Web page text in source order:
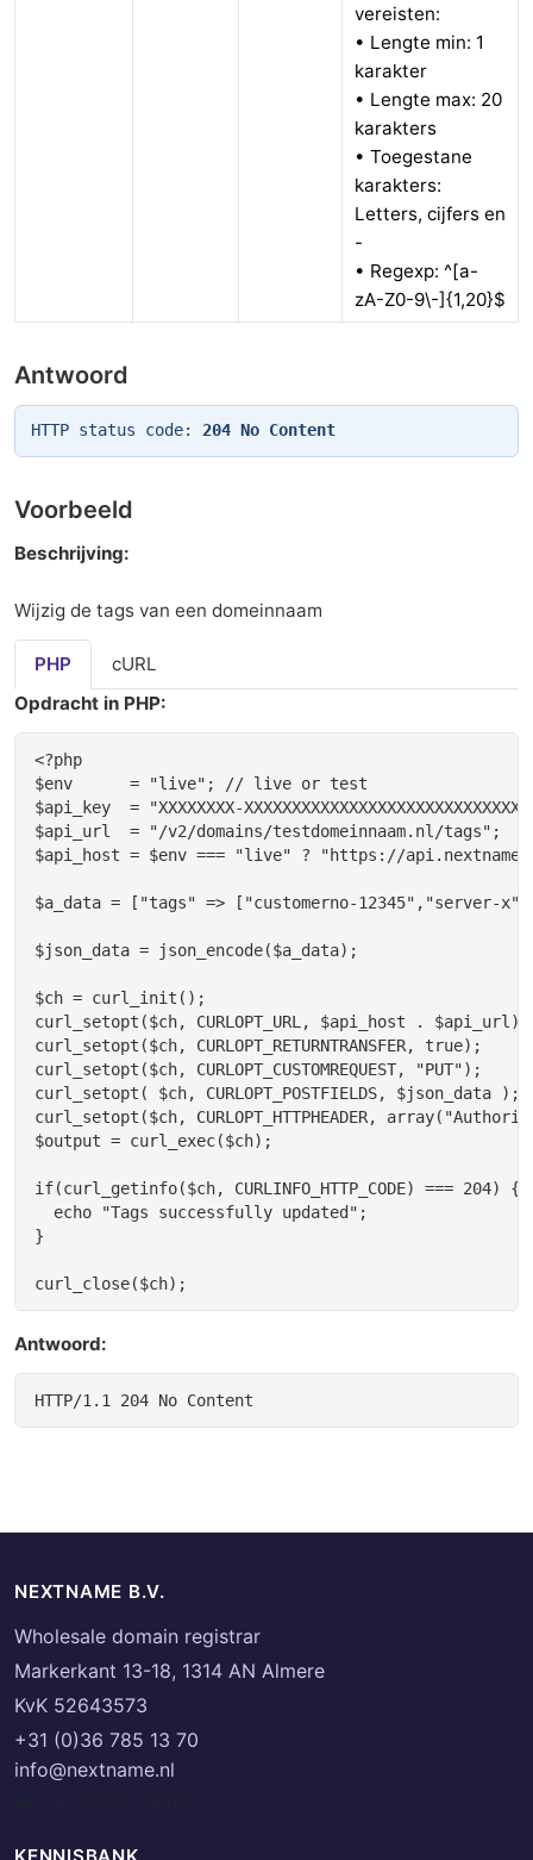
vereisten:
• Lengte min: 1
karakter
• Lengte max: 20
karakters
• Toegestane
karakters:
Letters, cijfers en
-
• Regexp: ^[a-
zA-Z0-9\-]{1,20}$
Antwoord
HTTP status code: 204 No Content
Voorbeeld
Beschrijving:
Wijzig de tags van een domeinnaam
PHP
cURL
Opdracht in PHP:
<?php
$env      = "live"; // live or test
$api_key  = "XXXXXXXX-
$api_url  = "/v2/domains/testdomeinnaam.nl/tags";
$api_host = $env === "live" ? "https://
$a_data = ["tags" => ["customerno-12345","server-
$json_data = json_encode($a_data);
$ch = curl_init();
curl_setopt($ch, CURLOPT_URL, $api_host . $api_url);
curl_setopt($ch, CURLOPT_RETURNTRANSFER, true);
curl_setopt($ch, CURLOPT_CUSTOMREQUEST, "PUT");
curl_setopt( $ch, CURLOPT_POSTFIELDS, $json_data );
curl_setopt($ch, CURLOPT_HTTPHEADER,
$output = curl_exec($ch);
if(curl_getinfo($ch, CURLINFO_HTTP_CODE) === 204) {
  echo "Tags successfully updated";
}
Antwoord:
NEXTNAME B.V.
Wholesale domain registrar
Markerkant 13-18, 1314 AN Almere
KvK 52643573
+31 (0)36 785 13 70
info@nextname.nl